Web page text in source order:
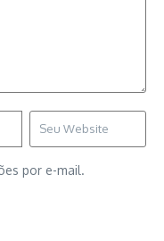
por e-mail.